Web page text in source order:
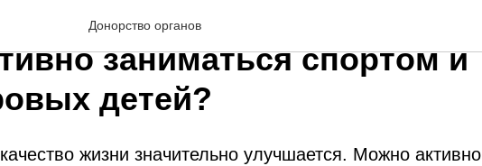
Донорство органов
с донорскими
заниматься спортом и
детей?
жизни значительно улучшается. Можно активно